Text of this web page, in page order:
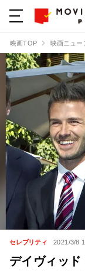
映画TOP 映画ニュー
セレブリティ 2021/3/8
デイヴィッ